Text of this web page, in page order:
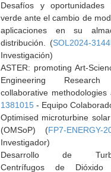
Desafíos y oportunidades
verde ante el cambio de
aplicaciones en su
distribución. (SOL2024-
Investigación)
ASTER: promoting Art-
Engineering
collaborative
1381015- Equipo
Optimised microturbine
(OMSoP) (FP7-ENERGY-
Investigador)
Desarrollo de
Centrífugos de Dióxido